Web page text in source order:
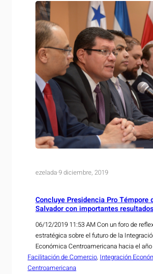
ezelada·9 diciembre, 2019
Concluye Presidencia Pro Témpore
Salvador con importantes resultados
06/12/2019 11:53 AM Con un foro de
estratégica sobre el futuro de la
Económica Centroamericana hacia el año
realizado este 6 de diciembre, concluyó la
Presidencia Pro Témpore de El Salvador del
Facilitación de Comercio, Integración
Centroamericana